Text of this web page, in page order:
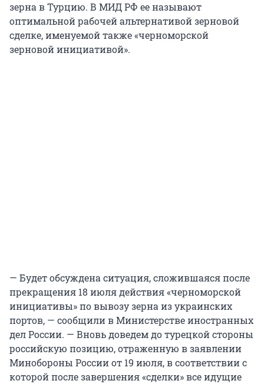
зерна в Турцию. В МИД РФ ее называют
оптимальной рабочей альтернативой зерновой
сделке, именуемой также «черноморской
зерновой инициативой».
— Будет обсуждена ситуация, сложившаяся после
прекращения 18 июля действия «черноморской
инициативы» по вывозу зерна из украинских
портов, — сообщили в Министерстве иностранных
дел России. — Вновь доведем до турецкой стороны
российскую позицию, отраженную в заявлении
Минобороны России от 19 июля, в соответствии с
которой после завершения «сделки» все идущие